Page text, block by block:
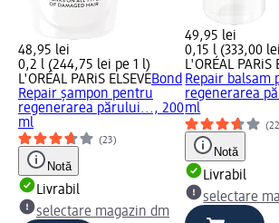
48,95 lei
0,2 l (244,75 lei pe 1 l)
L'ORÉAL PARiS ELSEVEBond
Repair șampon pentru
regenerarea părului..., 200
ml
(23)
Notă
Livrabil
selectare magazin dm
49,95 lei
0,15 l (333,00
L'ORÉAL PARiS
Repair balsam
regenerarea
ml
Notă
Livrabil
selectare